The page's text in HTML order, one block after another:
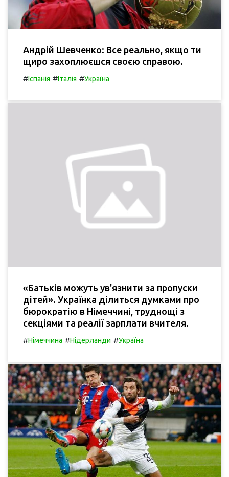
Андрій Шевченко: Все реально, якщо ти
щиро захоплюєшся своєю справою.
#Іспанія #Італія #Україна
«Батьків можуть ув'язнити за пропуски
дітей». Українка ділиться думками про
бюрократію в Німеччині, труднощі з
секціями та реалії зарплати вчителя.
#Німеччина #Нідерланди #Україна